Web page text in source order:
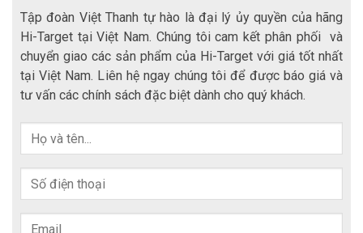
Tập đoàn Việt Thanh tự hào là đại lý ủy quyền của hãng
Hi-Target tại Việt Nam. Chúng tôi cam kết phân phối và
chuyển giao các sản phẩm của Hi-Target với giá tốt nhất
tại Việt Nam. Liên hệ ngay chúng tôi để được báo giá và
tư vấn các chính sách đặc biệt dành cho quý khách.